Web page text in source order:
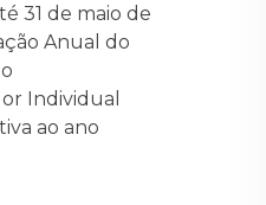
31 de maio de
Anual do
Individual
ao ano